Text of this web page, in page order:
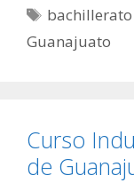
Etiquetas
Guanajuato
Curso
de